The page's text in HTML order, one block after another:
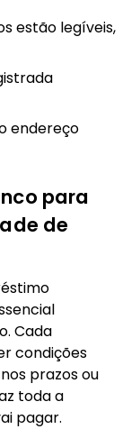
estão legíveis,
endereço
para
de
Cada
condições
prazos ou
toda a
pagar.